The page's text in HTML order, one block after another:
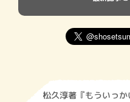
松久淳著『もういっ